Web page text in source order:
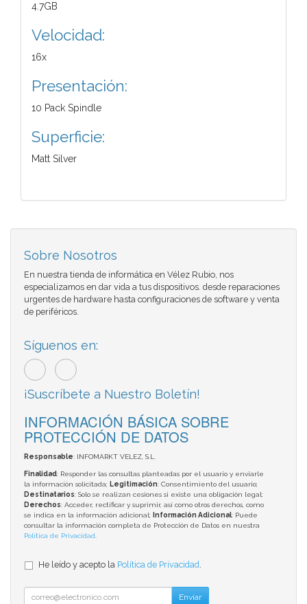
4.7GB
Velocidad:
16x
Presentación:
10 Pack Spindle
Superficie:
Matt Silver
Sobre Nosotros
En nuestra tienda de informática en Vélez Rubio, nos
especializamos en dar vida a tus dispositivos. desde reparaciones
urgentes de hardware hasta configuraciones de software y venta
de periféricos.
Síguenos en:
¡Suscríbete a Nuestro Boletín!
INFORMACIÓN BÁSICA SOBRE
PROTECCIÓN DE DATOS
Responsable: INFOMARKT VELEZ, S.L.
Finalidad: Responder las consultas planteadas por el usuario y enviarle
la información solicitada; Legitimación: Consentimiento del usuario;
Destinatarios: Solo se realizan cesiones si existe una obligación legal;
Derechos: Acceder, rectificar y suprimir, así como otros derechos, como
se indica en la información adicional;
Información Adicional: Puede
consultar la información completa de Protección de Datos en nuestra
Política de Privacidad
He leído y acepto la Política de Privacidad
Enviar